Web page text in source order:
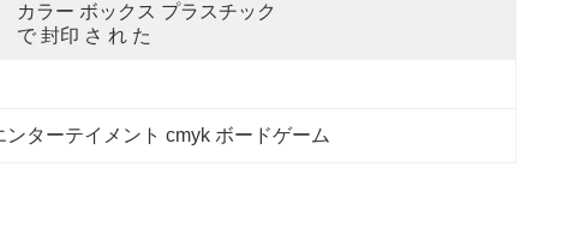
カラー ボックス プラスチック
で 封印 さ れ た
ンターテイメント cmyk ボードゲーム